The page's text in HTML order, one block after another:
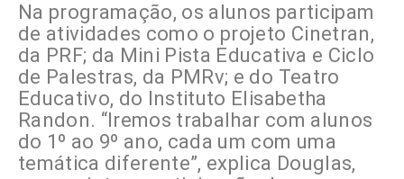
Na programação, os alunos participam
de atividades como o projeto Cinetran,
da PRF; da Mini Pista Educativa e Ciclo
de Palestras, da PMRv; e do Teatro
Educativo, do Instituto Elisabetha
Randon. “Iremos trabalhar com alunos
do 1º ao 9º ano, cada um com uma
temática diferente”, explica Douglas,